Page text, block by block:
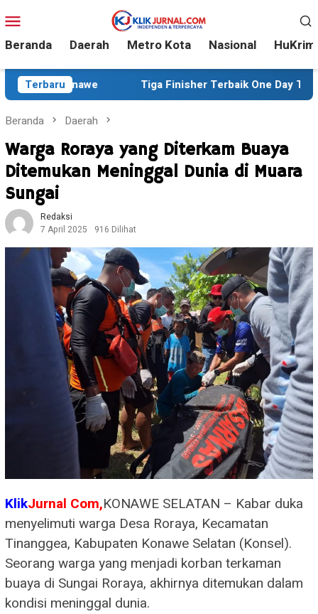
ke
kontenMobile
Beranda Daerah Metro Kota Nasional HuKrim
TerbaruTiga Finisher Terbaik One Day Trail Adventure
Beranda Daerah
Warga Roraya yang Diterkam Buaya
Ditemukan Meninggal Dunia di Muara
Sungai
Redaksi
7 April 2025
916 Dilihat
KlikJurnal Com,KONAWE SELATAN – Kabar duka
menyelimuti warga Desa Roraya, Kecamatan
Tinanggea, Kabupaten Konawe Selatan (Konsel).
Seorang warga yang menjadi korban terkaman
buaya di Sungai Roraya, akhirnya ditemukan dalam
kondisi meninggal dunia.